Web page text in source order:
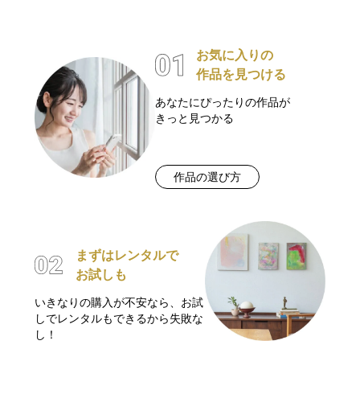
お気に入りの
作品を見つける
あなたにぴったりの作品が
きっと見つかる
作品の選び方
まずはレンタルで
お試しも
いきなりの購入が不安なら、お試
しでレンタルもできるから失敗な
し！